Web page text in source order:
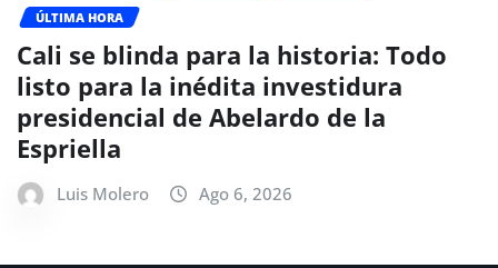
ÚLTIMA HORA
Cali se blinda para la historia: Todo
listo para la inédita investidura
presidencial de Abelardo de la
Espriella
Luis Molero Ago 6, 2026